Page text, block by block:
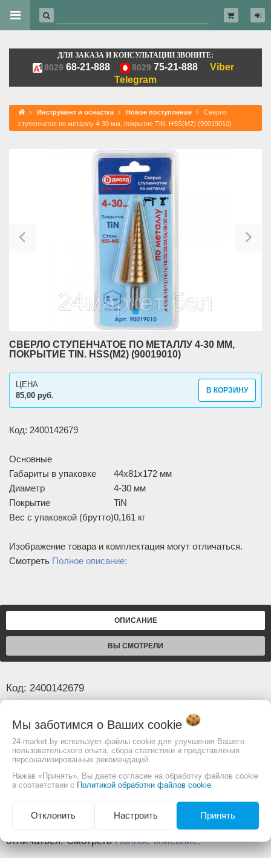
ДЛЯ ЗАКАЗА И КОНСУЛЬТАЦИИ ЗВОНИТЕ:
8029 68-21-888 8029 75-21-888
Viber
Telegram
Инструмент и оснастка Новое поступление
Сверло
ступенчатое по металлу 4-30 мм, покрытие TiN. HSS(M2) (90019010)
СВЕРЛО СТУПЕНЧАТОЕ ПО МЕТАЛЛУ 4-30 ММ,
ПОКРЫТИЕ TIN. HSS(M2) (90019010)
85,00 руб.
ЦЕНА
В КОРЗИНУ
Код: 2400142679
Основные
Габариты в упаковке
44x81x172 мм
Диаметр
4-30 мм
Покрытие
TiN
Вес с упаковкой (брутто)0,161 кг
Изображение товара и комплектация могут отличаться.
Смотреть Полное описание:
ОПИСАНИЕ
ВЫ СМОТРЕЛИ
Код: 2400142679
Основные
Габариты в упаковке
44x81x172 мм
Диаметр
4-30 мм
Покрытие
TiN
Вес с упаковкой (брутто)0,161 кг
Изображение товара и комплектация могут
отличаться. СмотретьПолное описание:
Мы заботимся о Ваших cookie
24-market.by использует файлы cookie для улучшения Вашего
пользовательского опыта, сбора статистики и представления
персонализированных рекомендаций.
Нажав «Принять», Вы даете согласие на обработку файлов cookie
в соответствии с Политикой обработки файлов cookie
Отклонить Настроить Принять